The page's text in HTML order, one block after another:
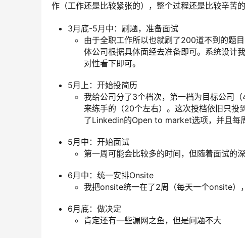
作（工作还是比较紧张的），整个过程还是比较辛苦
3月底-5月中：刷题，准备面试
由于全职工作所以也就刷了200道不到的题
体公司根据具体面经去准备即可。系统设计
对性看下即可。
5月上：开始投简历
我给公司分了3个档次，第一档为目标公司
来练手的（20个左右）。这次投档依旧只投
了Linkedin的Open to market选项，并且每
5月中：开始面试
第一周可能会比较多的时间，但随着面试的
6月中：统一安排Onsite
我把onsite统一在了2周（每天一个onsite
6月底：做决定
肯定还有一些漏网之鱼，但是问题不大